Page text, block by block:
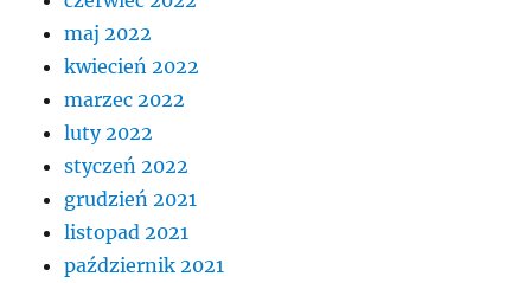
maj 2022
kwiecień 2022
marzec 2022
luty 2022
styczeń 2022
grudzień 2021
listopad 2021
październik 2021